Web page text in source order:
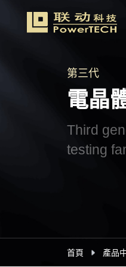
第三代
電晶
Third
testing
首頁 產品